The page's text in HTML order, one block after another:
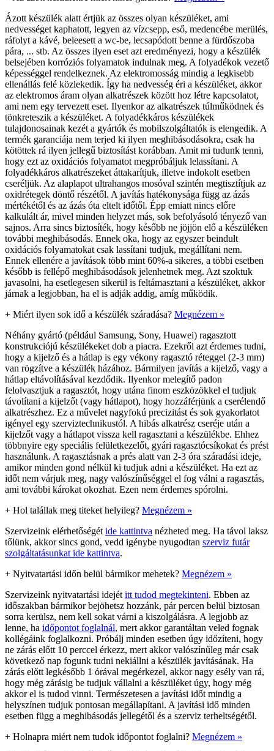
Ázott készülék alatt értjük az összes olyan készüléket, ami
nedvességet kaphatott, legyen az vízcsepp, eső, medencébe merülés,
ráfolyt a kávé, beleesett a wc-be, lecsapódott benne a fürdőszoba
pára, ... stb. Az összes ilyen eset azt eredményezi, hogy a készülék
belsejében korróziós folyamatok indulnak meg. A folyadékok vezető
képességgel rendelkeznek. Az elektromosság mindig a legkisebb
ellenállás felé közlekedik. Így ha nedvesség éri a készüléket, akkor
az elektromos áram olyan alkatrészek között hoz létre kapcsolatot,
ami nem egy tervezett eset. Ilyenkor az alkatrészek túlműködnek és
tönkreteszik a készüléket. A folyadékkáros készülékek
tulajdonosainak kezét a gyártók és mobilszolgáltatók is elengedik. A
termék garanciája nem terjed ki ilyen meghibásodásokra, csak ha
kötöttek rá ilyen jellegű biztosítást korábban. Amit mi tudunk tenni,
hogy ezt az oxidációs folyamatot megpróbáljuk lelassítani. A
folyadékkáros alkatrészeket áttakarítjuk, illetve indokolt esetben
cseréljük. Az alaplapot ultrahangos mosóval szintén megtisztítjuk az
oxidrétegek döntő részétől. A javítás hatékonysága függ az ázás
mértékétől és az ázás óta eltelt időtől. Épp emiatt nincs előre
kalkulált ár, mivel minden helyzet más, sok befolyásoló tényező van
sajnos. Arra sincs biztosíték, hogy később ne jöjjön elő a készüléken
további meghibásodás. Ennek oka, hogy az egyszer beindult
oxidációs folyamatokat csak lassítani tudjuk, megállítani nem.
Ennek ellenére a javítások több mint 60%-a sikeres, a többi esetben
később is fellépő meghibásodások jelenhetnek meg. Azt szoktuk
javasolni, ha esetlegesen sikerül is feltámasztani a készüléket, akkor
járnak a legjobban, ha el is adják addig, amíg működik.
+ Miért ilyen sok idő a készülék száradása? Megnézem »
Néhány gyártó (például Samsung, Sony, Huawei) ragasztott
konstrukciójú készülékeket dob a piacra. Ezekről azt érdemes tudni,
hogy a kijelző és a hátlap is egy vékony ragasztó réteggel (2-3 mm)
van rögzítve a készülék házához. Bármilyen javítás a kijelző, vagy a
hátlap eltávolításával kezdődik. Ilyenkor melegítő padon
felolvasztjuk a ragasztót, hogy utána finom eszközökkel el tudjuk
távolítani a kijelzőt (vagy hátlapot), hogy hozzáférjünk a cserélendő
alkatrészhez. Ez a művelet nagyfokú precizitást és sok gyakorlatot
igényel egy szerviztechnikustól. A hibás alkatrész cseréje után a
kijelzőt vagy a hátlapot vissza kell ragasztani a készülékbe. Ehhez
többnyire egy speciális felületkezelőt, gyári ragasztócsíkokat és prést
használunk. A ragasztásnak a prés alatt van 2-3 óra száradási ideje,
amikor minden gond nélkül ki tudjuk adni a készüléket. Ha ezt az
időt nem várjuk meg, nagy valószínűséggel el fog válni a ragasztás,
ami további károkat okozhat. Ezen nem érdemes spórolni.
+ Hol talállak meg titeket helyileg? Megnézem »
Szervizeink elérhetőségét ide kattintva nézheted meg. Ha távol laksz
tőlünk, akkor sincs gond, vedd igénybe nyugodtan szerviz futár
szolgáltatásunkat ide kattintva.
+ Nyitvatartási időn belül bármikor mehetek? Megnézem »
Szervizeink nyitvatartási idejét itt tudod megtekinteni. Ebben az
időszakban bármikor bejöhetsz hozzánk, pár percen belül biztosan
sorra kerülsz, nem kell sokat várni a kiszolgálásra. A legjobb az
lenne, ha időpontot foglalnál, mert akkor garantáltan veled fognak
kollégáink foglalkozni. Próbálj minden esetben úgy időzíteni, hogy
ne zárás előtt 10 perccel érkezz, mert akkor valószínűleg már csak
következő nap fogunk tudni nekiállni a készülék javításának. Ha
zárás előtt legkésőbb 1 órával megérkezel, akkor nagy esély van rá,
hogy még zárásig be tudjuk vállalni a készüléket úgy, hogy még
akkor el is tudod vinni. Természetesen a javítási időt mindig a
helyszínen tudjuk pontosan megállapítani. A javítási idő minden
esetben függ a meghibásodás jellegétől és a szerviz terheltségétől.
+ Holnapra miért nem tudok időpontot foglalni? Megnézem »